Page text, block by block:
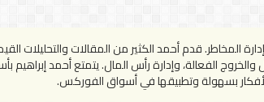
قدم أحمد الكثير من المقالات والتحليلات
الفعالة، وإدارة رأس المال. يتمتع أحمد إبراهيم
بسهولة وتطبيقها في أسواق الفوركس.